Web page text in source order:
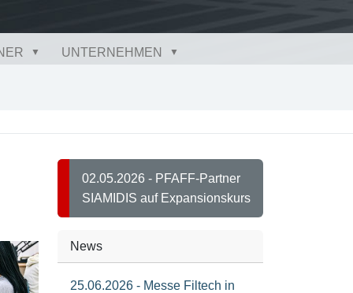
UNTERNEHMEN
02.05.2026 - PFAFF-Partner
SIAMIDIS auf Expansionskurs
News
25.06.2026 - Messe Filtech in